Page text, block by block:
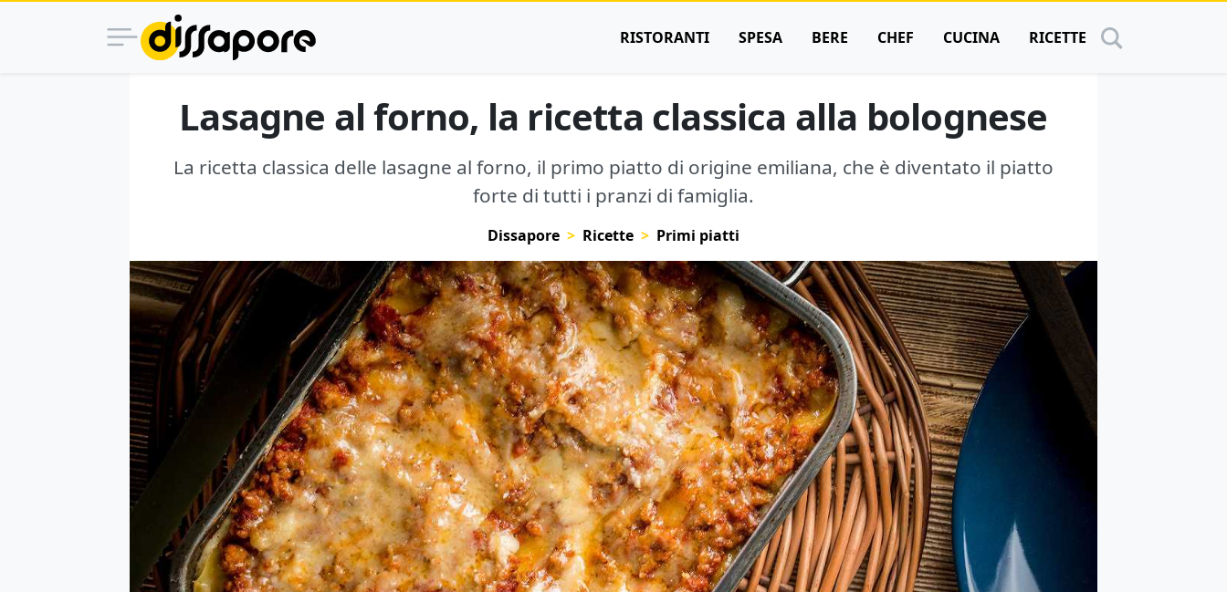
RISTORANTI SPESA BERE CHEF CUCINA RICETTE
Lasagne al forno, la ricetta classica alla bolognese
La ricetta classica delle lasagne al forno, il primo piatto di origine emiliana, che è diventato il piatto
forte di tutti i pranzi di famiglia.
Dissapore Ricette Primi piatti